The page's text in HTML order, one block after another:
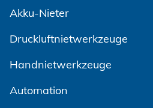
Akku-Nieter
Druckluftnietwerkzeuge
Handnietwerkzeuge
Automation